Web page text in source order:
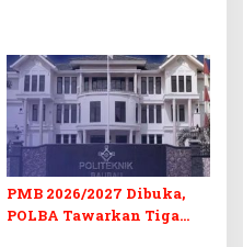
PMB 2026/2027 Dibuka,
POLBA Tawarkan Tiga